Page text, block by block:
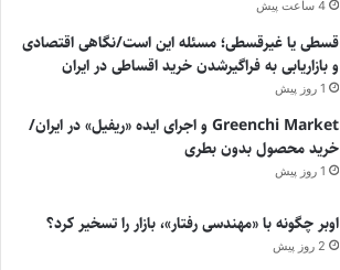
4 ساعت پیش
قسطی یا غیرقسطی؛ مسئله این است/نگاهی اقتصادی
و بازاریابی به فراگیرشدن خرید اقساطی در ایران
1 روز پیش
Greenchi Market و اجرای ایده «ریفیل» در ایران/
خرید محصول بدون بطری
1 روز پیش
اوبر چگونه با «مهندسی رفتار»، بازار را تسخیر کرد؟
2 روز پیش